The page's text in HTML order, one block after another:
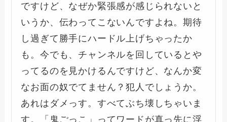
ですけど、なぜか緊張感が感じられないと
いうか、伝わってこないんですよね。期待
し過ぎて勝手にハードル上げちゃったか
も。今でも、チャンネルを回しているとや
ってるのを見かけるんですけど、なんか変
なお面の奴でてません？犯人でしょうか。
あれはダメっす。すべてぶち壊しちゃいま
す。「鬼ごっこ」ってワードが真っ先に浮